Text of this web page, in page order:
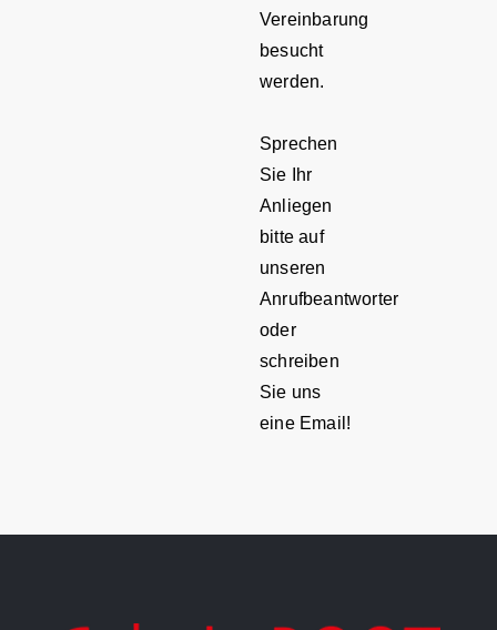
Vereinbarung
besucht
werden.
Sprechen
Sie Ihr
Anliegen
bitte auf
unseren
Anrufbeantworter
oder
schreiben
Sie uns
eine Email!